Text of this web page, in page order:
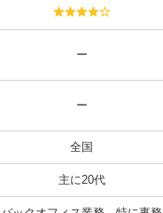
ー
ー
全国
主に20代